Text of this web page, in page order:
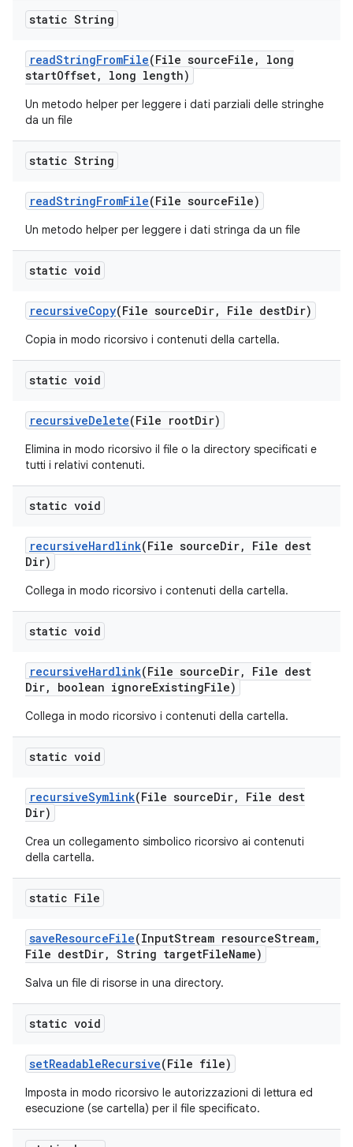
static String
readStringFromFile(File sourceFile ,
long
startOffset, long length)
Un metodo helper per leggere i dati parziali delle stringhe
da un file
static String
readStringFromFile(File sourceFile)
Un metodo helper per leggere i dati stringa da un file
static void
recursiveCopy(File sourceDir, File destDir)
Copia in modo ricorsivo i contenuti della cartella.
static void
recursiveDelete(File rootDir)
Elimina in modo ricorsivo il file o la directory specificati e
tutti i relativi contenuti.
static void
recursiveHardlink(File sourceDir,
File dest
Dir)
Collega in modo ricorsivo i contenuti della cartella.
static void
recursiveHardlink(File sourceDir,
File dest
Dir, boolean ignoreExistingFile)
Collega in modo ricorsivo i contenuti della cartella.
static void
recursiveSymlink(File sourceDir,
File dest
Dir)
Crea un collegamento simbolico ricorsivo ai contenuti
della cartella.
static File
saveResourceFile(InputStream resourceStream,
File destDir, String targetFileName)
Salva un file di risorse in una directory.
static void
setReadableRecursive(File file)
Imposta in modo ricorsivo le autorizzazioni di lettura ed
esecuzione (se cartella) per il file specificato.